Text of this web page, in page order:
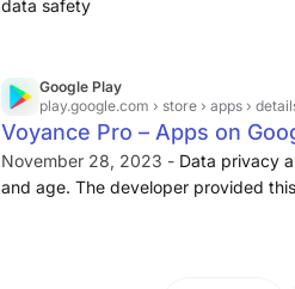
data safety
Google Play
play.google.com › store › apps ›
Voyance Pro – Apps on
November 28, 2023 - Data privacy
and age. The developer provided